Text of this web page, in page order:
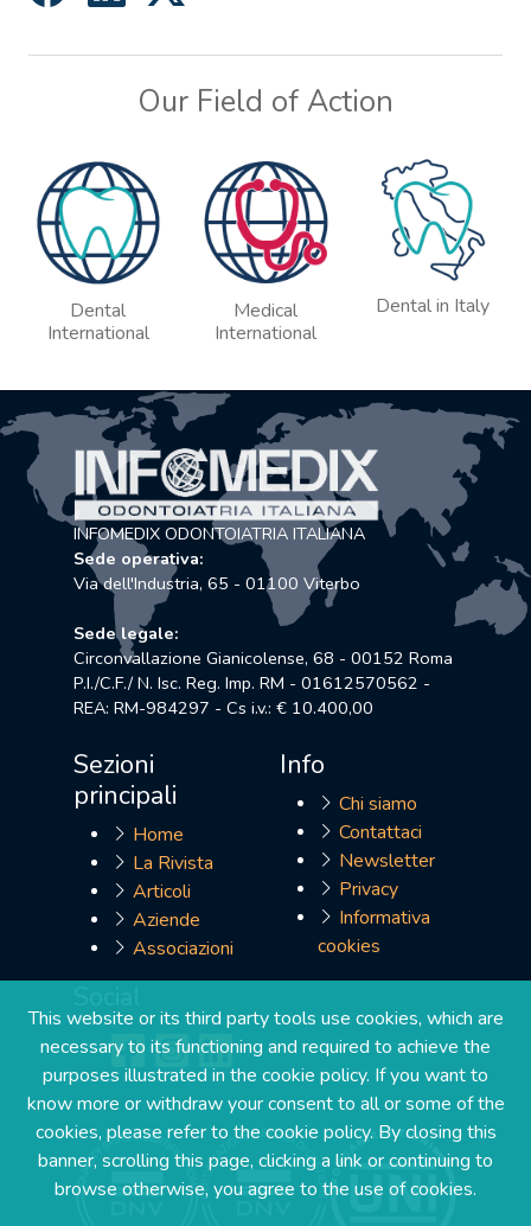
Our Field of Action
Dental
International
Medical
International
Dental in Italy
INFOMEDIX ODONTOIATRIA ITALIANA
Sede operativa:
Via dell'Industria, 65 - 01100 Viterbo
Sede legale:
Circonvallazione Gianicolense, 68 - 00152 Roma
P.I./C.F./ N. Isc. Reg. Imp. RM - 01612570562 -
REA: RM-984297 - Cs i.v.: € 10.400,00
Sezioni
principali
Home
La Rivista
Articoli
Aziende
Associazioni
Info
Chi siamo
Contattaci
Newsletter
Privacy
Informativa
cookies
This website or its third party tools use cookies, which are
necessary to its functioning and required to achieve the
purposes illustrated in the cookie policy. If you want to
know more or withdraw your consent to all or some of the
cookies, please refer to the cookie policy. By closing this
banner, scrolling this page, clicking a link or continuing to
browse otherwise, you agree to the use of cookies.